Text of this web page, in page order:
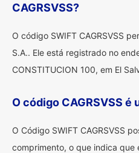
CAGRSVSS?
O código SWIFT CAGRSVSS
S.A.. Ele está registrado no
CONSTITUCION 100, em El
O código CAGRSVSS é
O Código SWIFT CAGRSVSS
comprimento, o que indica que